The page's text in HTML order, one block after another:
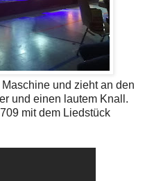
und zieht an den
und einen lautem Knall.
mit dem Liedstück